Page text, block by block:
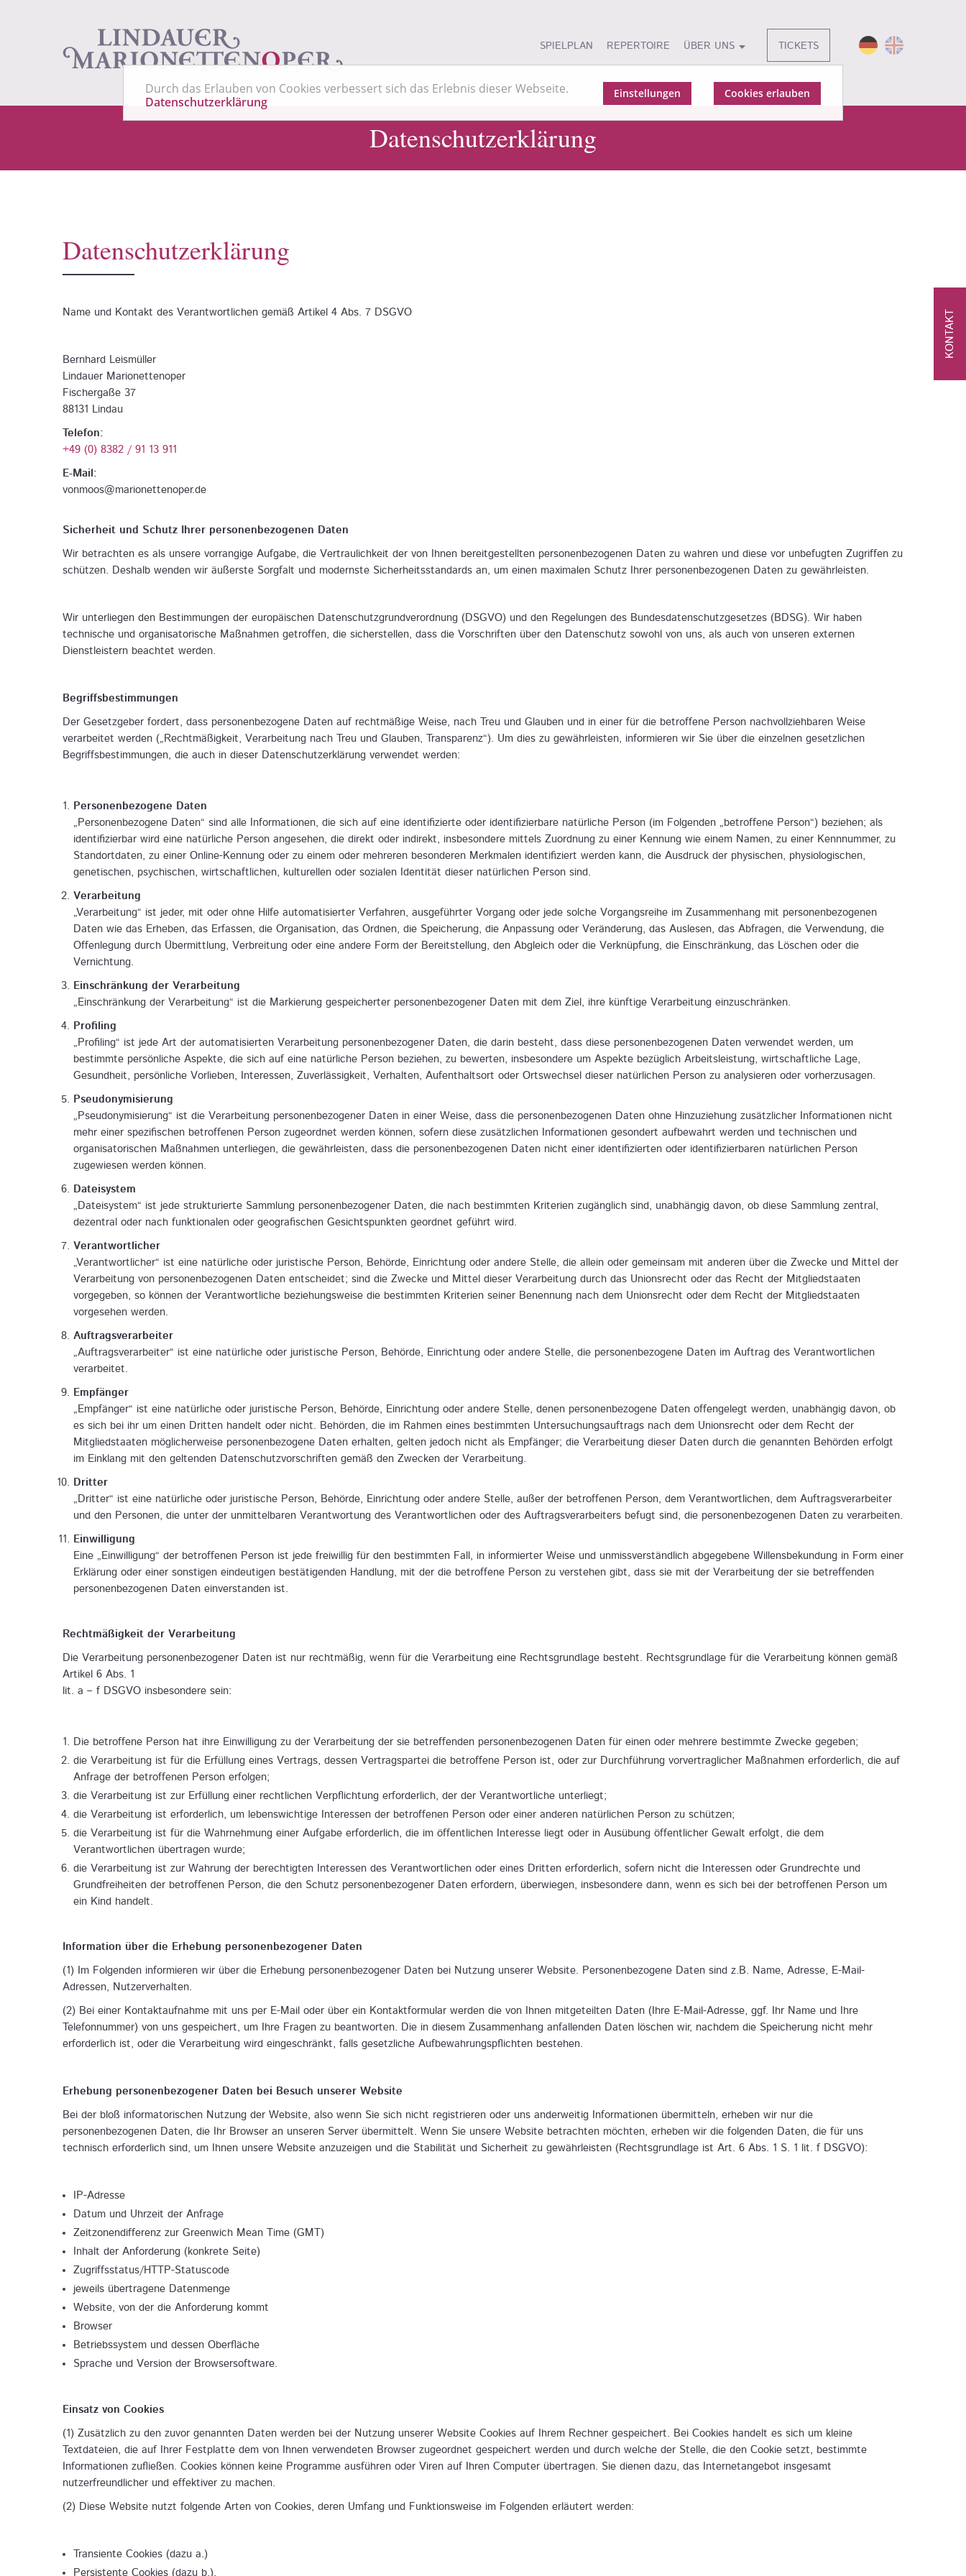
Durch das Erlauben von Cookies verbessert sich das Erlebnis dieser Webseite. Einstellungen
Datenschutzerklärung
Cookies erlauben
KONTAKT
TICKETS
SPIELPLAN REPERTOIRE ÜBER UNS
Datenschutzerklärung
Datenschutzerklärung
Name und Kontakt des Verantwortlichen gemäß Artikel 4 Abs. 7 DSGVO
Bernhard Leismüller
Lindauer Marionettenoper
Fischergaße 37
88131 Lindau
Telefon:
+49 (0) 8382 / 91 13 911
E-Mail:
vonmoos@marionettenoper.de
Sicherheit und Schutz Ihrer personenbezogenen Daten
Wir betrachten es als unsere vorrangige Aufgabe, die Vertraulichkeit der von Ihnen bereitgestellten personenbezogenen Daten zu wahren und diese vor unbefugten Zugriffen zu
schützen. Deshalb wenden wir äußerste Sorgfalt und modernste Sicherheitsstandards an, um einen maximalen Schutz Ihrer personenbezogenen Daten zu gewährleisten.
Wir unterliegen den Bestimmungen der europäischen Datenschutzgrundverordnung (DSGVO) und den Regelungen des Bundesdatenschutzgesetzes (BDSG). Wir haben
technische und organisatorische Maßnahmen getroffen, die sicherstellen, dass die Vorschriften über den Datenschutz sowohl von uns, als auch von unseren externen
Dienstleistern beachtet werden.
Begriffsbestimmungen
Der Gesetzgeber fordert, dass personenbezogene Daten auf rechtmäßige Weise, nach Treu und Glauben und in einer für die betroffene Person nachvollziehbaren Weise
verarbeitet werden („Rechtmäßigkeit, Verarbeitung nach Treu und Glauben, Transparenz“). Um dies zu gewährleisten, informieren wir Sie über die einzelnen gesetzlichen
Begriffsbestimmungen, die auch in dieser Datenschutzerklärung verwendet werden:
Personenbezogene Daten
„Personenbezogene Daten“ sind alle Informationen, die sich auf eine identifizierte oder identifizierbare natürliche Person (im Folgenden „betroffene Person“) beziehen; als
identifizierbar wird eine natürliche Person angesehen, die direkt oder indirekt, insbesondere mittels Zuordnung zu einer Kennung wie einem Namen, zu einer Kennnummer, zu
Standortdaten, zu einer Online-Kennung oder zu einem oder mehreren besonderen Merkmalen identifiziert werden kann, die Ausdruck der physischen, physiologischen,
genetischen, psychischen, wirtschaftlichen, kulturellen oder sozialen Identität dieser natürlichen Person sind.
Verarbeitung
„Verarbeitung“ ist jeder, mit oder ohne Hilfe automatisierter Verfahren, ausgeführter Vorgang oder jede solche Vorgangsreihe im Zusammenhang mit personenbezogenen
Daten wie das Erheben, das Erfassen, die Organisation, das Ordnen, die Speicherung, die Anpassung oder Veränderung, das Auslesen, das Abfragen, die Verwendung, die
Offenlegung durch Übermittlung, Verbreitung oder eine andere Form der Bereitstellung, den Abgleich oder die Verknüpfung, die Einschränkung, das Löschen oder die
Vernichtung.
Einschränkung der Verarbeitung
„Einschränkung der Verarbeitung“ ist die Markierung gespeicherter personenbezogener Daten mit dem Ziel, ihre künftige Verarbeitung einzuschränken.
Profiling
„Profiling“ ist jede Art der automatisierten Verarbeitung personenbezogener Daten, die darin besteht, dass diese personenbezogenen Daten verwendet werden, um
bestimmte persönliche Aspekte, die sich auf eine natürliche Person beziehen, zu bewerten, insbesondere um Aspekte bezüglich Arbeitsleistung, wirtschaftliche Lage,
Gesundheit, persönliche Vorlieben, Interessen, Zuverlässigkeit, Verhalten, Aufenthaltsort oder Ortswechsel dieser natürlichen Person zu analysieren oder vorherzusagen.
Pseudonymisierung
„Pseudonymisierung“ ist die Verarbeitung personenbezogener Daten in einer Weise, dass die personenbezogenen Daten ohne Hinzuziehung zusätzlicher Informationen nicht
mehr einer spezifischen betroffenen Person zugeordnet werden können, sofern diese zusätzlichen Informationen gesondert aufbewahrt werden und technischen und
organisatorischen Maßnahmen unterliegen, die gewährleisten, dass die personenbezogenen Daten nicht einer identifizierten oder identifizierbaren natürlichen Person
zugewiesen werden können.
Dateisystem
„Dateisystem“ ist jede strukturierte Sammlung personenbezogener Daten, die nach bestimmten Kriterien zugänglich sind, unabhängig davon, ob diese Sammlung zentral,
dezentral oder nach funktionalen oder geografischen Gesichtspunkten geordnet geführt wird.
Verantwortlicher
„Verantwortlicher“ ist eine natürliche oder juristische Person, Behörde, Einrichtung oder andere Stelle, die allein oder gemeinsam mit anderen über die Zwecke und Mittel der
Verarbeitung von personenbezogenen Daten entscheidet; sind die Zwecke und Mittel dieser Verarbeitung durch das Unionsrecht oder das Recht der Mitgliedstaaten
vorgegeben, so können der Verantwortliche beziehungsweise die bestimmten Kriterien seiner Benennung nach dem Unionsrecht oder dem Recht der Mitgliedstaaten
vorgesehen werden.
Auftragsverarbeiter
„Auftragsverarbeiter“ ist eine natürliche oder juristische Person, Behörde, Einrichtung oder andere Stelle, die personenbezogene Daten im Auftrag des Verantwortlichen
verarbeitet.
Empfänger
„Empfänger“ ist eine natürliche oder juristische Person, Behörde, Einrichtung oder andere Stelle, denen personenbezogene Daten offengelegt werden, unabhängig davon, ob
es sich bei ihr um einen Dritten handelt oder nicht. Behörden, die im Rahmen eines bestimmten Untersuchungsauftrags nach dem Unionsrecht oder dem Recht der
Mitgliedstaaten möglicherweise personenbezogene Daten erhalten, gelten jedoch nicht als Empfänger; die Verarbeitung dieser Daten durch die genannten Behörden erfolgt
im Einklang mit den geltenden Datenschutzvorschriften gemäß den Zwecken der Verarbeitung.
Dritter
„Dritter“ ist eine natürliche oder juristische Person, Behörde, Einrichtung oder andere Stelle, außer der betroffenen Person, dem Verantwortlichen, dem Auftragsverarbeiter
und den Personen, die unter der unmittelbaren Verantwortung des Verantwortlichen oder des Auftragsverarbeiters befugt sind, die personenbezogenen Daten zu verarbeiten.
Einwilligung
Eine „Einwilligung“ der betroffenen Person ist jede freiwillig für den bestimmten Fall, in informierter Weise und unmissverständlich abgegebene Willensbekundung in Form einer
Erklärung oder einer sonstigen eindeutigen bestätigenden Handlung, mit der die betroffene Person zu verstehen gibt, dass sie mit der Verarbeitung der sie betreffenden
personenbezogenen Daten einverstanden ist.
Rechtmäßigkeit der Verarbeitung
Die Verarbeitung personenbezogener Daten ist nur rechtmäßig, wenn für die Verarbeitung eine Rechtsgrundlage besteht. Rechtsgrundlage für die Verarbeitung können gemäß
Artikel 6 Abs. 1
lit. a – f DSGVO insbesondere sein:
Die betroffene Person hat ihre Einwilligung zu der Verarbeitung der sie betreffenden personenbezogenen Daten für einen oder mehrere bestimmte Zwecke gegeben;
die Verarbeitung ist für die Erfüllung eines Vertrags, dessen Vertragspartei die betroffene Person ist, oder zur Durchführung vorvertraglicher Maßnahmen erforderlich, die auf
Anfrage der betroffenen Person erfolgen;
die Verarbeitung ist zur Erfüllung einer rechtlichen Verpflichtung erforderlich, der der Verantwortliche unterliegt;
die Verarbeitung ist erforderlich, um lebenswichtige Interessen der betroffenen Person oder einer anderen natürlichen Person zu schützen;
die Verarbeitung ist für die Wahrnehmung einer Aufgabe erforderlich, die im öffentlichen Interesse liegt oder in Ausübung öffentlicher Gewalt erfolgt, die dem
Verantwortlichen übertragen wurde;
die Verarbeitung ist zur Wahrung der berechtigten Interessen des Verantwortlichen oder eines Dritten erforderlich, sofern nicht die Interessen oder Grundrechte und
Grundfreiheiten der betroffenen Person, die den Schutz personenbezogener Daten erfordern, überwiegen, insbesondere dann, wenn es sich bei der betroffenen Person um
ein Kind handelt.
Information über die Erhebung personenbezogener Daten
(1) Im Folgenden informieren wir über die Erhebung personenbezogener Daten bei Nutzung unserer Website. Personenbezogene Daten sind z.B. Name, Adresse, E-Mail-
Adressen, Nutzerverhalten.
(2) Bei einer Kontaktaufnahme mit uns per E-Mail oder über ein Kontaktformular werden die von Ihnen mitgeteilten Daten (Ihre E-Mail-Adresse, ggf. Ihr Name und Ihre
Telefonnummer) von uns gespeichert, um Ihre Fragen zu beantworten. Die in diesem Zusammenhang anfallenden Daten löschen wir, nachdem die Speicherung nicht mehr
erforderlich ist, oder die Verarbeitung wird eingeschränkt, falls gesetzliche Aufbewahrungspflichten bestehen.
Erhebung personenbezogener Daten bei Besuch unserer Website
Bei der bloß informatorischen Nutzung der Website, also wenn Sie sich nicht registrieren oder uns anderweitig Informationen übermitteln, erheben wir nur die
personenbezogenen Daten, die Ihr Browser an unseren Server übermittelt. Wenn Sie unsere Website betrachten möchten, erheben wir die folgenden Daten, die für uns
technisch erforderlich sind, um Ihnen unsere Website anzuzeigen und die Stabilität und Sicherheit zu gewährleisten (Rechtsgrundlage ist Art. 6 Abs. 1 S. 1 lit. f DSGVO):
IP-Adresse
Datum und Uhrzeit der Anfrage
Zeitzonendifferenz zur Greenwich Mean Time (GMT)
Inhalt der Anforderung (konkrete Seite)
Zugriffsstatus/HTTP-Statuscode
jeweils übertragene Datenmenge
Website, von der die Anforderung kommt
Browser
Betriebssystem und dessen Oberfläche
Sprache und Version der Browsersoftware.
Einsatz von Cookies
(1) Zusätzlich zu den zuvor genannten Daten werden bei der Nutzung unserer Website Cookies auf Ihrem Rechner gespeichert. Bei Cookies handelt es sich um kleine
Textdateien, die auf Ihrer Festplatte dem von Ihnen verwendeten Browser zugeordnet gespeichert werden und durch welche der Stelle, die den Cookie setzt, bestimmte
Informationen zufließen. Cookies können keine Programme ausführen oder Viren auf Ihren Computer übertragen. Sie dienen dazu, das Internetangebot insgesamt
nutzerfreundlicher und effektiver zu machen.
(2) Diese Website nutzt folgende Arten von Cookies, deren Umfang und Funktionsweise im Folgenden erläutert werden:
Transiente Cookies (dazu a.)
Persistente Cookies (dazu b.).